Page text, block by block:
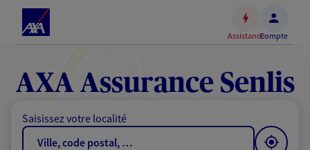
Accéder
contenu
principal
au
AssistanceCompte
AXA Assurance Senlis
Saisissez votre localité